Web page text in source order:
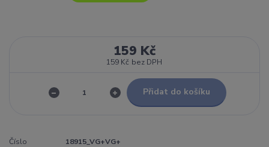
159 Kč
159 Kč bez DPH
Přidat do košíku
Číslo
18915_VG+VG+